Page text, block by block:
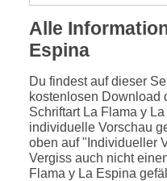
Alle
Espina
Du findest auf dieser
kostenlosen Download
Schriftart La Flama y
individuelle Vorschau
oben auf "Individueller
Vergiss auch nicht
Flama y La Espina